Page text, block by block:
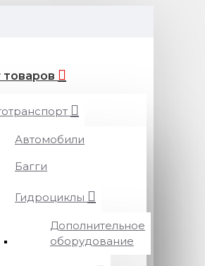
товаров
Автомобили
Багги
Гидроциклы
Дополнительное
оборудование